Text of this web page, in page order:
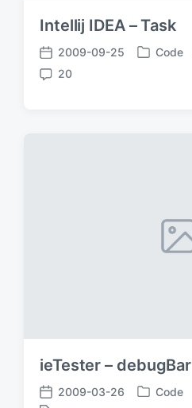
Intellij IDEA – Task
发
布
2009-09-25
发
Code
评
20
ieTester – debugBar
发
2009-03-26
发
Code